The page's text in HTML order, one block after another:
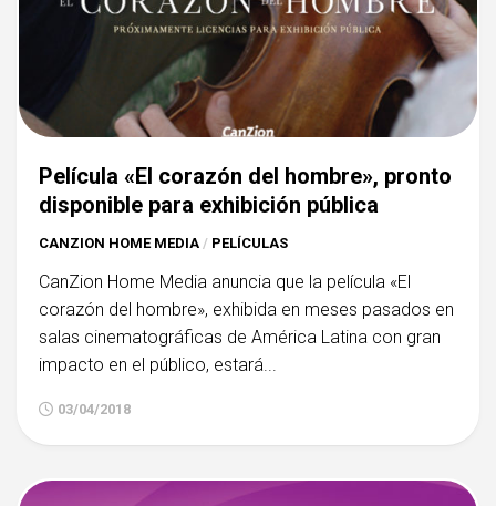
Película «El corazón del hombre», pronto
disponible para exhibición pública
CANZION HOME MEDIA / PELÍCULAS
CanZion Home Media anuncia que la película «El
corazón del hombre», exhibida en meses pasados en
salas cinematográficas de América Latina con gran
impacto en el público, estará...
03/04/2018